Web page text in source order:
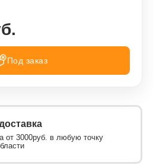
Под заказ
от 3000руб. в любую точку